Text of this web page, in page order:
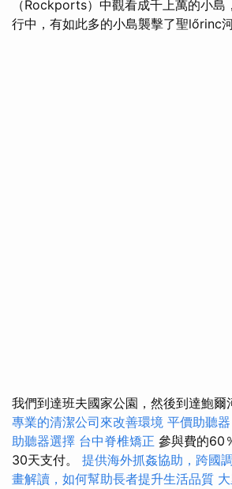
（Rockports）中觀看成千上萬的小島
行中，有如此多的小島襲擊了聖lőrinc河
我們到達班夫國家公園，然後到達鮑爾
專業的清潔公司來改善環境 平價助聽
助聽器選擇 台中脊椎矯正 參與費的60
30天支付。 提供海外抓姦協助，跨國
畫解讀，如何幫助長者提升生活品質